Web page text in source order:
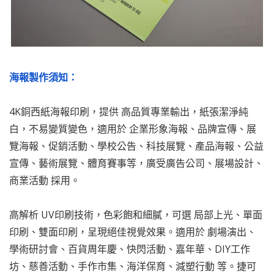
海報製作須知：
4K銅西紙海報印刷，提供 高品質專業輸出，紙張潔淨純
白，不易變質變色，適用於 企業形象海報、品牌宣傳、展
覽海報、促銷活動、學校公告、科技展覽、產品海報、公益
宣傳、藝術展覽、體育賽事等，廣受廣告公司、展場設計、
商業活動 採用。
高解析 UV印刷技術，色彩飽和細膩，可選 局部上光、單面
印刷、雙面印刷，呈現絕佳視覺效果。適用於 劇場演出、
學術研討會、百貨周年慶、快閃活動、嘉年華、DIY工作
坊、慈善活動、手作市集、海洋保育、減塑行動 等。捷可